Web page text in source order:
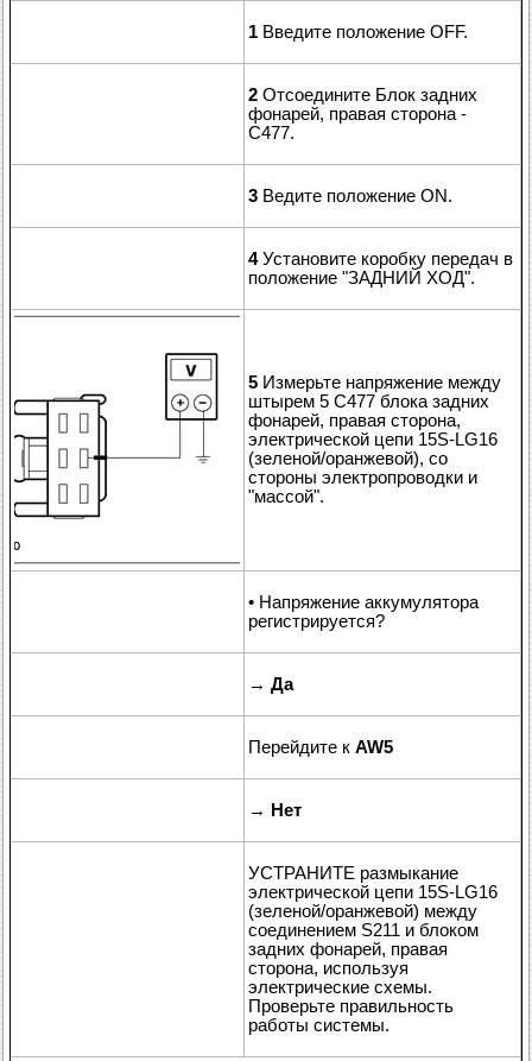
1 Введите положение OFF.
2 Отсоедините Блок задних
фонарей, правая сторона -
C477.
3 Ведите положение ON.
4Установите коробку передач в
положение "ЗАДНИЙ ХОД".
5 Измерьте напряжение между
штырем 5 C477 блока задних
фонарей, правая сторона,
электрической цепи 15S-LG16
(зеленой/оранжевой), со
стороны электропроводки и
"массой".
• Напряжение аккумулятора
регистрируется?
→ Да
Перейдите к AW5
→ Нет
УСТРАНИТЕ размыкание
электрической цепи 15S-LG16
(зеленой/оранжевой) между
соединением S211 и блоком
задних фонарей, правая
сторона, используя
электрические схемы.
Проверьте правильность
работы системы.